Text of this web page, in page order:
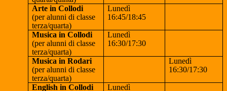
Arte in Collodi
(per alunni di classe
terza/quarta)
Lunedì
16:45/18:45
Musica in Collodi
(per alunni di classe
terza/quarta)
Lunedì
16:30/17:30
Musica in Rodari
(per alunni di classe
terza/quarta)
Lunedì
16:30/17:30
English in Collodi
Lunedì